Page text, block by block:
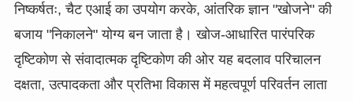
निष्कर्षतः, चैट एआई का उपयोग करके, आंतरिक ज्ञान "खोजने" की
बजाय "निकालने" योग्य बन जाता है। खोज-आधारित पारंपरिक
दृष्टिकोण से संवादात्मक दृष्टिकोण की ओर यह बदलाव परिचालन
दक्षता, उत्पादकता और प्रतिभा विकास में महत्वपूर्ण परिवर्तन लाता